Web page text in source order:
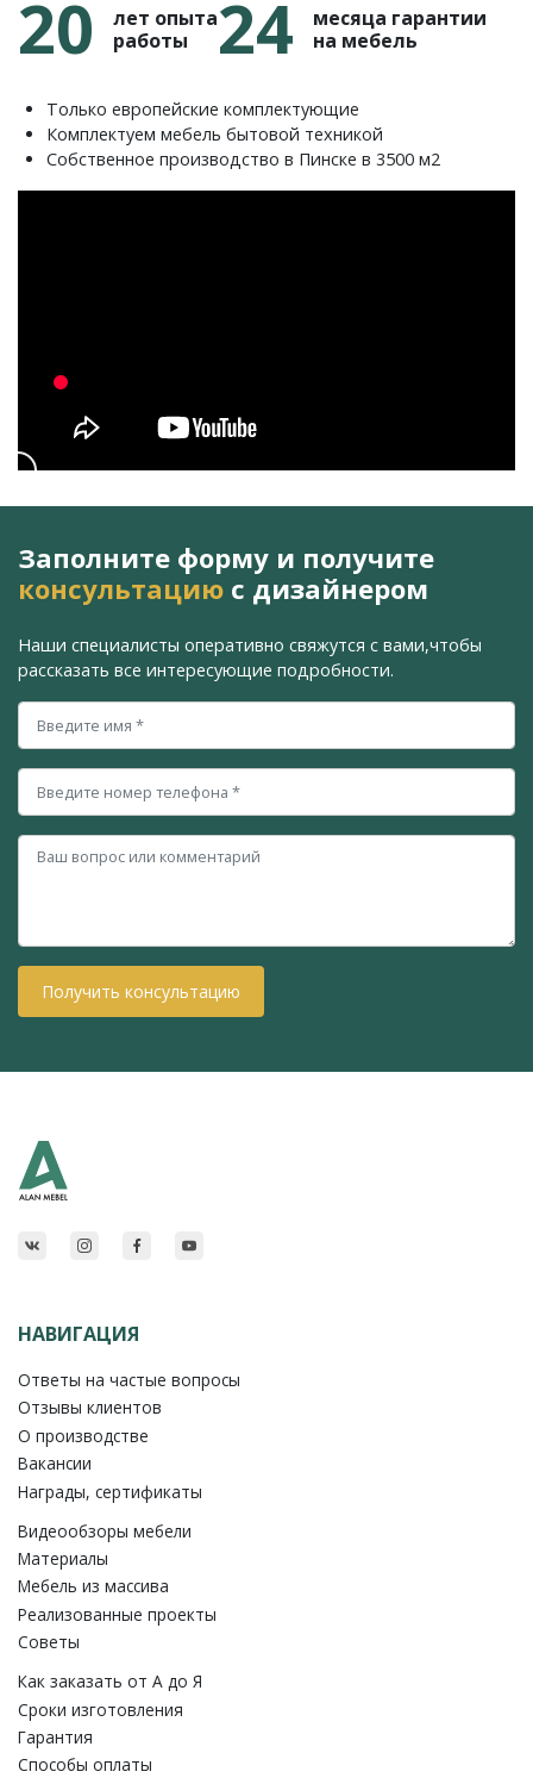
20
лет опыта
работы
24
месяца гарантии
на мебель
Только европейские комплектующие
Комплектуем мебель бытовой техникой
Собственное производство в Пинске в 3500 м2
Заполните форму и получите
консультацию с дизайнером
Наши специалисты оперативно свяжутся с вами,чтобы
рассказать все интересующие подробности.
Получить консультацию
НАВИГАЦИЯ
Ответы на частые вопросы
Отзывы клиентов
О производстве
Вакансии
Награды, сертификаты
Видеообзоры мебели
Материалы
Мебель из массива
Реализованные проекты
Советы
Как заказать от A до Я
Сроки изготовления
Гарантия
Способы оплаты